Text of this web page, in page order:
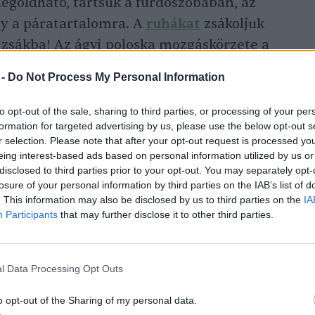
Do Not Process My Personal Information
opt-out of the sale, sharing to third parties, or processing of your
for targeted advertising by us, please use the below opt-out
selection. Please note that after your opt-out request is processed
interest-based ads based on personal information utilized by us
to third parties prior to your opt-out. You may separately
of your personal information by third parties on the IAB’s list of
This information may also be disclosed by us to third parties on the
Participants that may further disclose it to other third parties.
Data Processing Opt Outs
opt-out of the Sharing of my personal data.
a páratartalomra. A ruhákat zsákoljuk
Az ágyi poloska mozgáskörzete a
1-3 méter. A természetben nincs
bújik el, ahová könnyen
átvizsgálással mi is felfedezhetünk.
fotókat is nézegetni az ágyi poloskáról,
esetleges találkozás alkalmával, és
Ezenkívül felfigyelhetünk ágyi
is, például apró, barnás pöttyökre
hanem koncentráltan, jellemzően a
résekben találhatók. A levedlett bőr, a